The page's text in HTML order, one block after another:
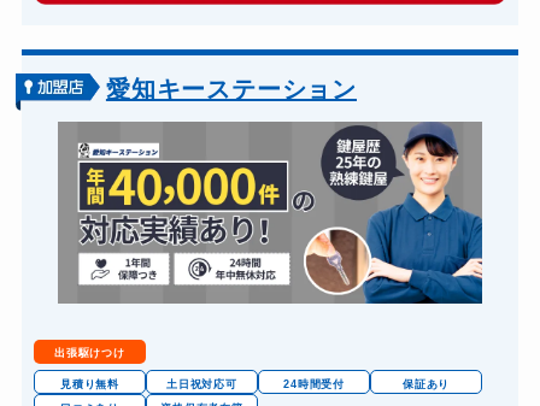
バイクカギ開け
バイクカギ作成 16,500円～(税込)
スーツケースカギ開け 8,800円～(税込)
スーツケースカギ作成 8,800円～(税込)
金庫カギ開け 14,300円～(税込)
金庫カギ修理 11,000円～(税込)
金庫カギ交換
ロッカーカギ開け 8,800円～(税込)
愛知キーステーション
出張駆けつけ
見積り無料 土日祝対応可 24時間受付
保証あり